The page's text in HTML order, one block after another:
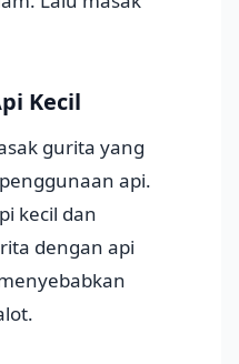
Kecil
gurita yang
api.
kecil dan
dengan api